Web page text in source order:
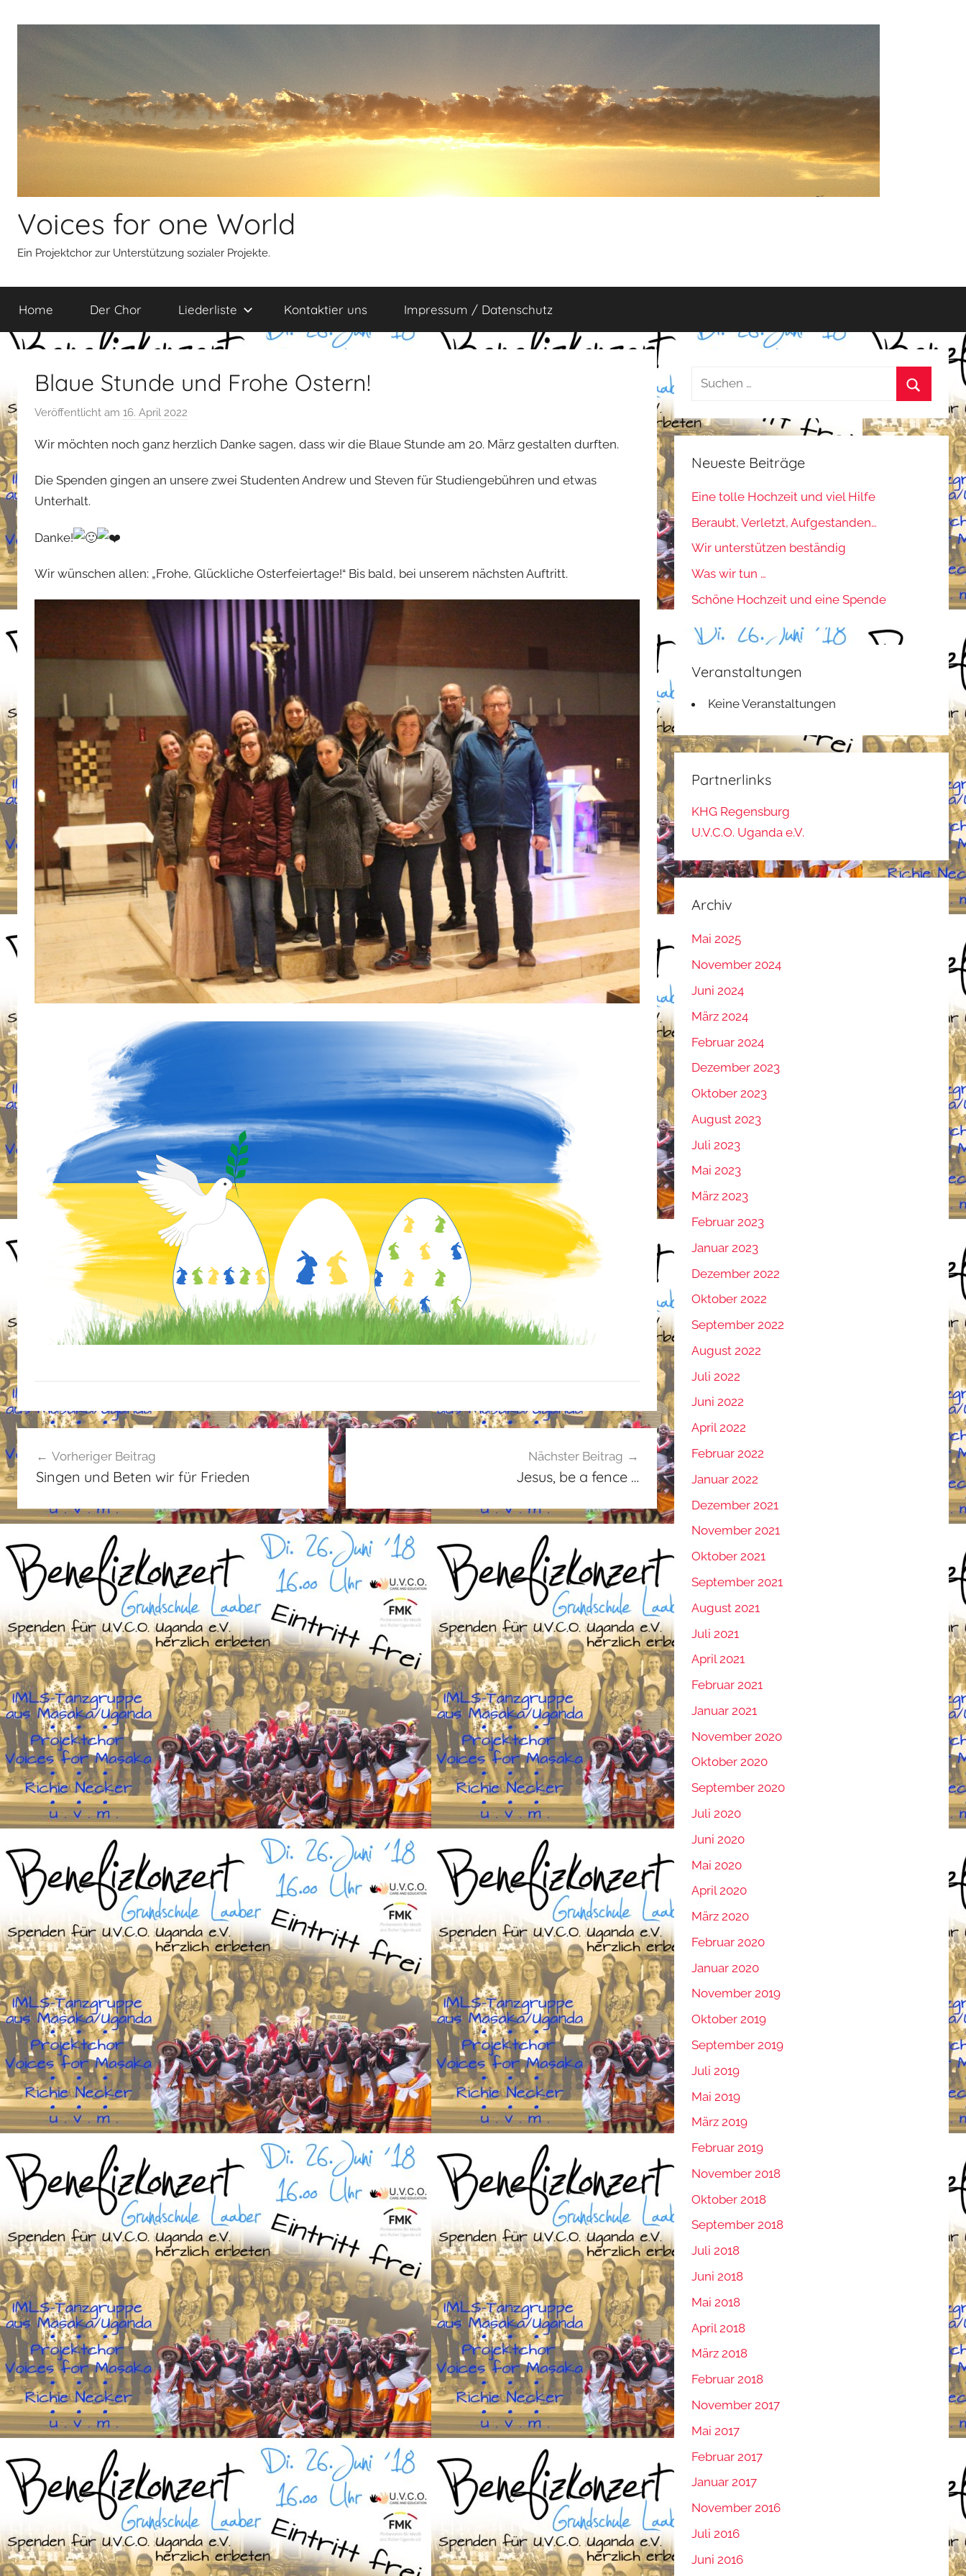
springen
Voices for one World
Ein Projektchor zur Unterstützung sozialer Projekte.
Home Der Chor Liederliste Kontaktier uns Impressum / Datenschutz
Blaue Stunde und Frohe Ostern!
Veröffentlicht am 16. April 2022
n
t
o
Wir möchten noch ganz herzlich Danke sagen, dass wir die Blaue Stunde am 20. März gestalten durften.
Die Spenden gingen an unsere zwei Studenten Andrew und Steven für Studiengebühren und etwas
Unterhalt.
Danke!
Wir wünschen allen: „Frohe, Glückliche Osterfeiertage!“ Bis bald, bei unserem nächsten Auftritt.
A
g
m
i
n
Beitragsnavigation
Vorheriger Beitrag
Singen und Beten wir für Frieden
Nächster Beitrag
Jesus, be a fence …
Suchen
Suchen
Neueste Beiträge
Eine tolle Hochzeit und viel Hilfe
Beraubt, Verletzt, Aufgestanden…
Wir unterstützen beständig
Was wir tun …
Schöne Hochzeit und eine Spende
Veranstaltungen
Keine Veranstaltungen
Partnerlinks
KHG Regensburg
U.V.C.O. Uganda e.V.
Archiv
Mai 2025
November 2024
Juni 2024
März 2024
Februar 2024
Dezember 2023
Oktober 2023
August 2023
Juli 2023
Mai 2023
März 2023
Februar 2023
Januar 2023
Dezember 2022
Oktober 2022
September 2022
August 2022
Juli 2022
Juni 2022
April 2022
Februar 2022
Januar 2022
Dezember 2021
November 2021
Oktober 2021
September 2021
August 2021
Juli 2021
April 2021
Februar 2021
Januar 2021
November 2020
Oktober 2020
September 2020
Juli 2020
Juni 2020
Mai 2020
April 2020
März 2020
Februar 2020
Januar 2020
November 2019
Oktober 2019
September 2019
Juli 2019
Mai 2019
März 2019
Februar 2019
November 2018
Oktober 2018
September 2018
Juli 2018
Juni 2018
Mai 2018
April 2018
März 2018
Februar 2018
November 2017
Mai 2017
Februar 2017
Januar 2017
November 2016
Juli 2016
Juni 2016